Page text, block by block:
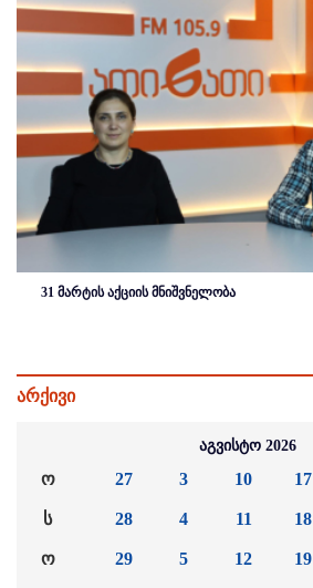
31 მარტის აქციის მნიშვნელობა
არქივი
აგვისტო 2026
ო
ს
ო
27
28
29
3
4
5
10
11
12
17
18
19